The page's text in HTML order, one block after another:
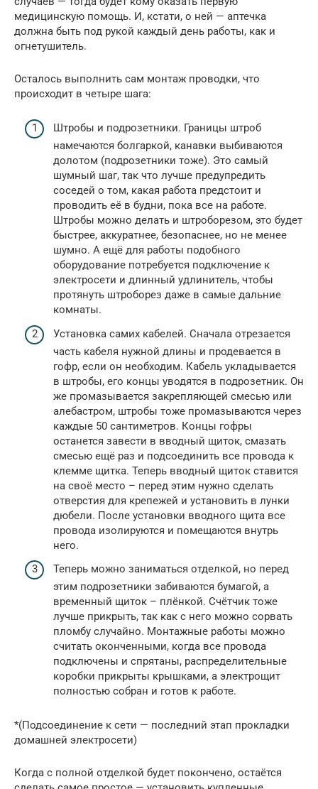
медицинскую помощь. И, кстати, о ней — аптечка
должна быть под рукой каждый день работы, как и
огнетушитель.
Осталось выполнить сам монтаж проводки, что
происходит в четыре шага:
Штробы и подрозетники. Границы штроб
намечаются болгаркой, канавки выбиваются
долотом (подрозетники тоже). Это самый
шумный шаг, так что лучше предупредить
соседей о том, какая работа предстоит и
проводить её в будни, пока все на работе.
Штробы можно делать и штроборезом, это будет
быстрее, аккуратнее, безопаснее, но не менее
шумно. А ещё для работы подобного
оборудование потребуется подключение к
электросети и длинный удлинитель, чтобы
протянуть штроборез даже в самые дальние
комнаты.
Установка самих кабелей. Сначала отрезается
часть кабеля нужной длины и продевается в
гофр, если он необходим. Кабель укладывается
в штробы, его концы уводятся в подрозетник. Он
же промазывается закрепляющей смесью или
алебастром, штробы тоже промазываются через
каждые 50 сантиметров. Концы гофры
останется завести в вводный щиток, смазать
смесью ещё раз и подсоединить все провода к
клемме щитка. Теперь вводный щиток ставится
на своё место – перед этим нужно сделать
отверстия для крепежей и установить в лунки
дюбели. После установки вводного щита все
провода изолируются и помещаются внутрь
него.
Теперь можно заниматься отделкой, но перед
этим подрозетники забиваются бумагой, а
временный щиток – плёнкой. Счётчик тоже
лучше прикрыть, так как с него можно сорвать
пломбу случайно. Монтажные работы можно
считать оконченными, когда все провода
подключены и спрятаны, распределительные
коробки прикрыты крышками, а электрощит
полностью собран и готов к работе.
*(Подсоединение к сети — последний этап прокладки
домашней электросети)
Когда с полной отделкой будет покончено, остаётся